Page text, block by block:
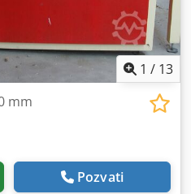
1 / 13
mm
Pozvati